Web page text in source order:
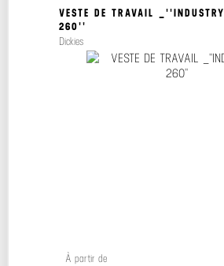
VESTE DE TRAVAIL _''INDUSTRY
260''
Dickies
À partir de